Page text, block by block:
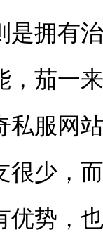
是拥有
，茄一
私服网
少，而
优势，